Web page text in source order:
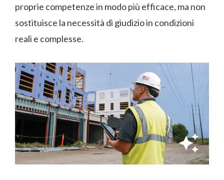
proprie competenze in modo più efficace, ma non
sostituisce la necessità di giudizio in condizioni
reali e complesse.